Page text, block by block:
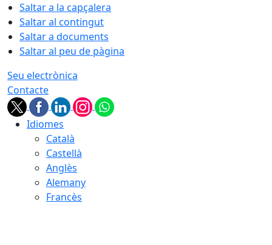
Saltar a la capçalera
Saltar al contingut
Saltar a documents
Saltar al peu de pàgina
Seu electrònica
Contacte
Idiomes
Català
Castellà
Anglès
Alemany
Francès